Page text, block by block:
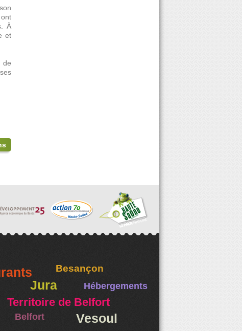
À
et
de
Besançon
Jura Hébergements
Territoire de Belfort
Belfort
Vesoul